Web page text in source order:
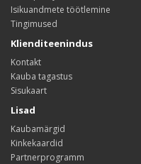
Isikuandmete töötlemine
Tingimused
Klienditeenindus
Kontakt
Kauba tagastus
Sisukaart
Lisad
Kaubamärgid
Kinkekaardid
Partnerprogramm